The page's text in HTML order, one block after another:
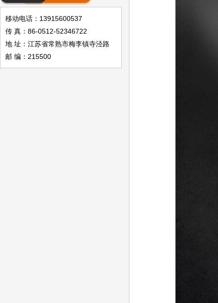
移动电话：13915600537
传 真：86-0512-52346722
地 址：江苏省常熟市梅李镇寺泾路
邮 编：215500